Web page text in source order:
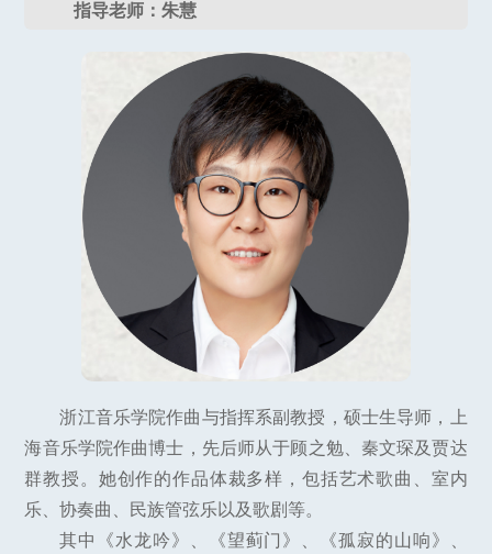
指导老师：朱慧
浙江音乐学院作曲与指挥系副教授，硕士生导师，上
海音乐学院作曲博士，先后师从于顾之勉、秦文琛及贾达
群教授。她创作的作品体裁多样，包括艺术歌曲、室内
乐、协奏曲、民族管弦乐以及歌剧等。
其中《水龙吟》、《望蓟门》、《孤寂的山响》、